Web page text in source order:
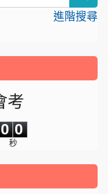
進階搜尋
考
0
0
0
0
秒